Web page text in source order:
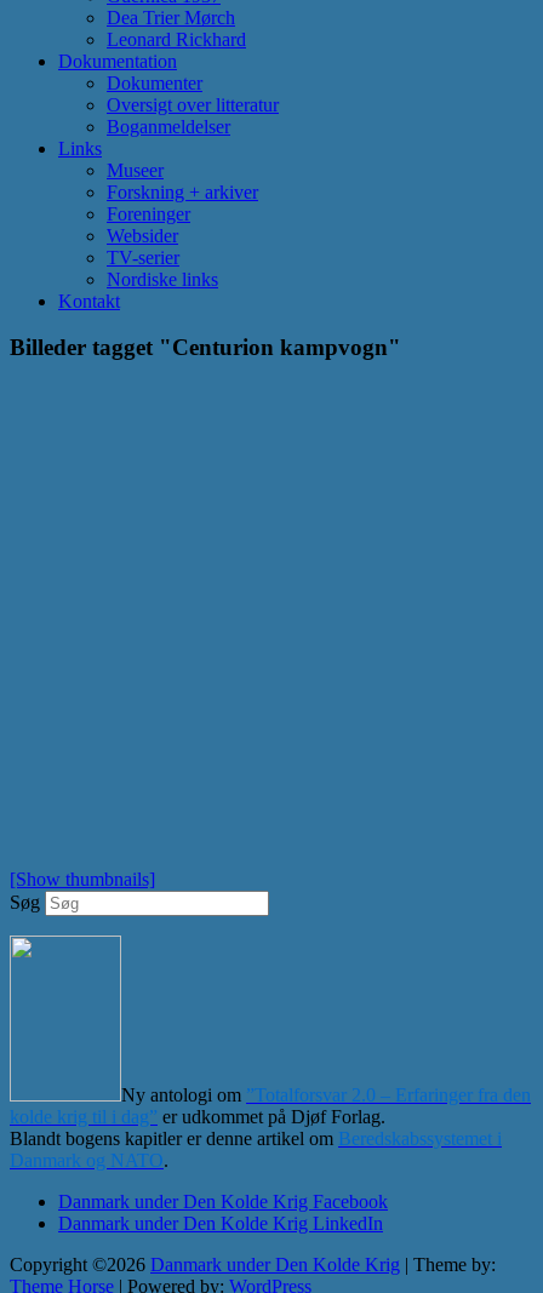
Dea Trier Mørch
Leonard Rickhard
Dokumentation
Dokumenter
Oversigt over litteratur
Boganmeldelser
Links
Museer
Forskning + arkiver
Foreninger
Websider
TV-serier
Nordiske links
Kontakt
Billeder tagget "Centurion kampvogn"
[Show thumbnails]
Søg
Ny antologi om ”Totalforsvar 2.0 – Erfaringer fra den
kolde krig til i dag” er udkommet på Djøf Forlag.
Blandt bogens kapitler er denne artikel om Beredskabssystemet i
Danmark og NATO.
Danmark under Den Kolde Krig Facebook
Danmark under Den Kolde Krig LinkedIn
Copyright ©2026 Danmark under Den Kolde Krig | Theme by:
Theme Horse | Powered by: WordPress